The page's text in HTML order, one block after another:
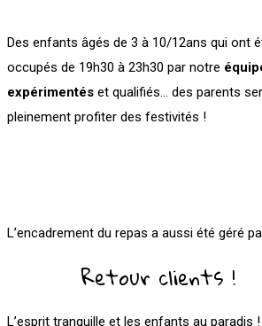
Des enfants âgés de 3 à 10/12ans qui ont
occupés de 19h30 à 23h30 par notre
expérimentés et qualifiés… des parents
pleinement profiter des festivités !
L’encadrement du repas a aussi été géré
Retour clients !
L’esprit tranquille et les enfants au paradis !